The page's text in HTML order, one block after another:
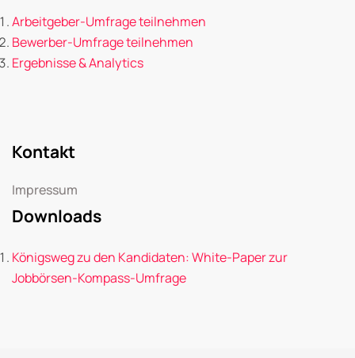
Arbeitgeber-Umfrage teilnehmen
Bewerber-Umfrage teilnehmen
Ergebnisse & Analytics
Kontakt
Impressum
Downloads
Königsweg zu den Kandidaten: White-Paper zur
Jobbörsen-Kompass-Umfrage